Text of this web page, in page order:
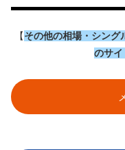
【その他の相場・シング
のサイ